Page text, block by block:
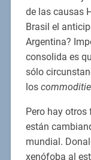
de las causas
Brasil el
Argentina?
consolida es
sólo
los
Pero hay
están
mundial.
xenófoba al